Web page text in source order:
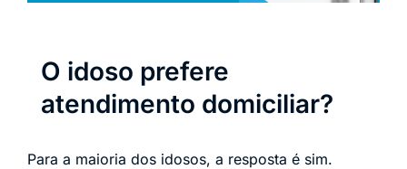
O idoso prefere
atendimento domiciliar?
Para a maioria dos idosos, a resposta é sim.